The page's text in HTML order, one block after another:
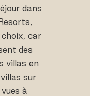
dans
choix, car
des
villas en
sur
à